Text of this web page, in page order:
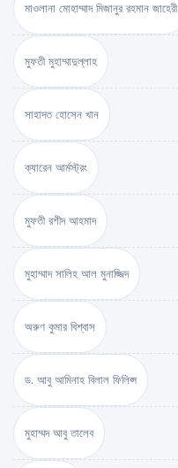
মাওলানা মোহাম্মাদ মিজানুর রহমান জাহেরী
মুফতী মুহাম্মাদুল্লাহ
সাহাদত হোসেন খান
ক্যারেন আর্মস্ট্রং
মুফতী রশীদ আহমাদ
মুহাম্মাদ সালিহ আল মুনাজ্জিদ
অরুণ কুমার বিশ্বাস
ড. আবু আমিনাহ বিলাল ফিলিপ্স
মুহাম্মদ আবু তালেব